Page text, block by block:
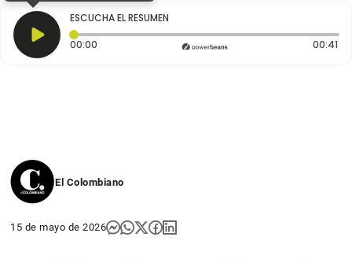
ESCUCHA EL RESUMEN
00:00 Tiempo transcurrido: 0 segundos 00:41
El Colombiano
15 de mayo de 2026